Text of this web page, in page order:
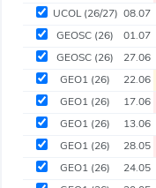
UCOL(26/27) 08.07
GEOSC (26) 01.07
GEOSC (26) 27.06
GEO1 (26) 22.06
GEO1 (26) 17.06
GEO1 (26) 13.06
GEO1 (26) 28.05
GEO1 (26) 24.05